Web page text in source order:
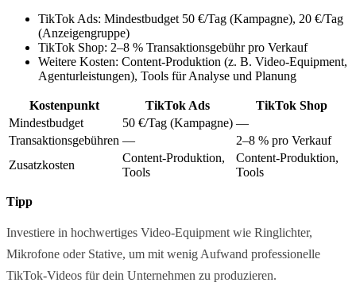
TikTok Ads: Mindestbudget 50 €/Tag (Kampagne), 20 €/Tag
(Anzeigengruppe)
TikTok Shop: 2–8 % Transaktionsgebühr pro Verkauf
Weitere Kosten: Content-Produktion (z. B. Video-Equipment,
Agenturleistungen), Tools für Analyse und Planung
Kostenpunkt TikTok Ads
TikTok Shop
Mindestbudget
50 €/Tag (Kampagne) —
Transaktionsgebühren —
2–8 % pro Verkauf
Zusatzkosten
Content-Produktion,
Tools
Content-Produktion,
Tools
Tipp
Investiere in hochwertiges Video-Equipment wie Ringlichter,
Mikrofone oder Stative, um mit wenig Aufwand professionelle
TikTok-Videos für dein Unternehmen zu produzieren.